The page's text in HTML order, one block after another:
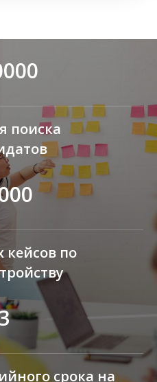
поиска
по
срока на